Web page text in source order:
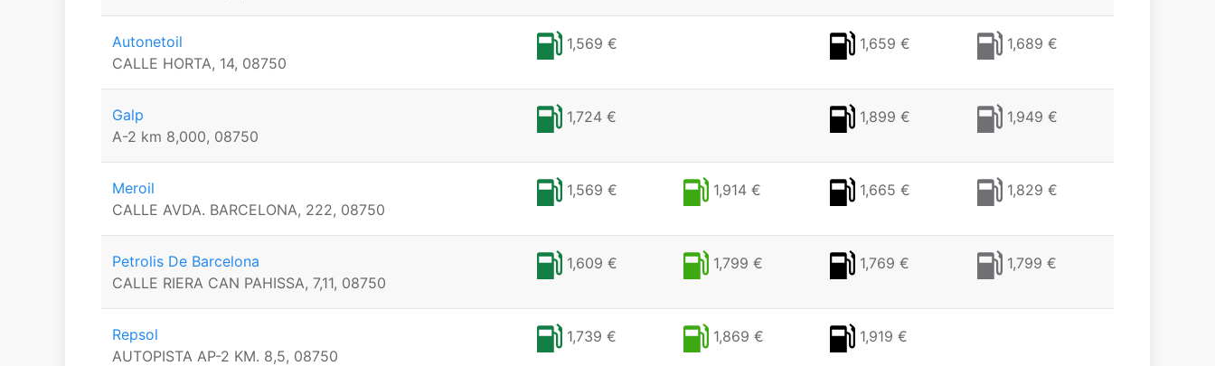
Autonetoil
CALLE HORTA, 14, 08750
1,569 € 1,659 € 1,689 €
Galp
A-2 km 8,000, 08750
1,724 € 1,899 € 1,949 €
Meroil
CALLE AVDA. BARCELONA, 222, 08750
1,569 € 1,914 € 1,665 € 1,829 €
Petrolis De Barcelona
CALLE RIERA CAN PAHISSA, 7,11, 08750
1,609 € 1,799 € 1,769 € 1,799 €
Repsol
AUTOPISTA AP-2 KM. 8,5, 08750
1,739 € 1,869 € 1,919 €